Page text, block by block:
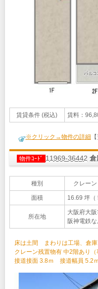
賃貸条件 (税込) 賃料：
※クリック→物件の詳細
物件ｺｰﾄﾞ 11969-36442 倉
種別 クレーン
面積 16.69 坪（
所在地
大阪府大
阪神電鉄
床は土間 まわりは工場、倉
クレーン残置物有 中2階あり
接道接面 3.8ｍ 接道幅員 5.2